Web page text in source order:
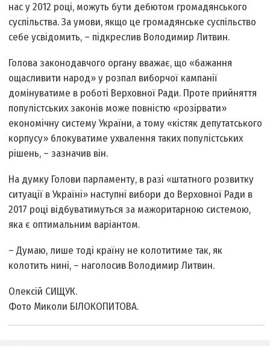
нас у 2012 році, можуть бути дебютом громадянського
суспільства. За умови, якщо це громадянське суспільство
себе усвідомить, – підкреслив Володимир Литвин.
Голова законодавчого органу вважає, що «бажання
ощасливити народ» у розпал виборчої кампанії
домінуватиме в роботі Верховної Ради. Проте прийняття
популістських законів може повністю «розірвати»
економічну систему України, а тому «кістяк депутатського
корпусу» блокуватиме ухвалення таких популістських
рішень, – зазначив він.
На думку Голови парламенту, в разі «штатного розвитку
ситуації в Україні» наступні вибори до Верховної Ради в
2017 році відбуватимуться за мажоритарною системою,
яка є оптимальним варіантом.
– Думаю, лише тоді країну не колотитиме так, як
колотить нині, – наголосив Володимир Литвин.
Олексій СИЩУК.
Фото Миколи БІЛОКОПИТОВА.